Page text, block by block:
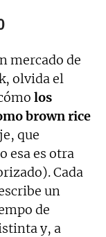
mercado de
olvida el
los
brown rice
que
esa es otra
Cada
un
de
y, a